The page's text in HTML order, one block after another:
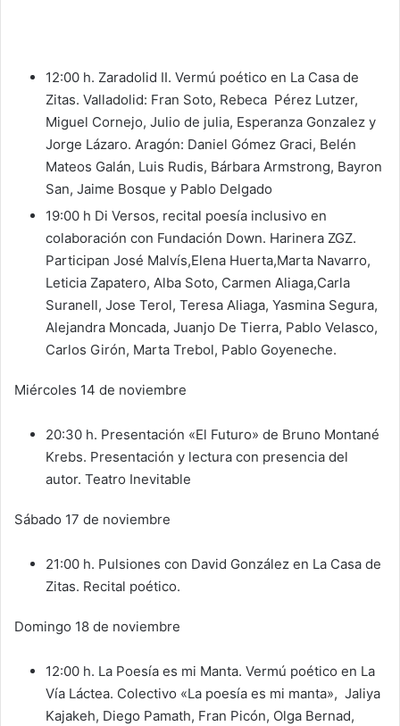
12:00 h. Zaradolid II. Vermú poético en La Casa de
Zitas. Valladolid: Fran Soto, Rebeca Pérez Lutzer,
Miguel Cornejo, Julio de julia, Esperanza Gonzalez y
Jorge Lázaro. Aragón: Daniel Gómez Graci, Belén
Mateos Galán, Luis Rudis, Bárbara Armstrong, Bayron
San, Jaime Bosque y Pablo Delgado
19:00 h Di Versos, recital poesía inclusivo en
colaboración con Fundación Down. Harinera ZGZ.
Participan José Malvís,Elena Huerta,Marta Navarro,
Leticia Zapatero, Alba Soto, Carmen Aliaga,Carla
Suranell, Jose Terol, Teresa Aliaga, Yasmina Segura,
Alejandra Moncada, Juanjo De Tierra, Pablo Velasco,
Carlos Girón, Marta Trebol, Pablo Goyeneche.
Miércoles 14 de noviembre
20:30 h. Presentación «El Futuro» de Bruno Montané
Krebs. Presentación y lectura con presencia del
autor. Teatro Inevitable
​Sábado 17 de noviembre
​21:00 h. Pulsiones con David González en La Casa de
Zitas. Recital poético.
Domingo 18 de noviembre
12:00 h. La Poesía es mi Manta. Vermú poético en La
Vía Láctea. Colectivo «La poesía es mi manta», Jaliya
Kajakeh, Diego Pamath, Fran Picón, Olga Bernad,